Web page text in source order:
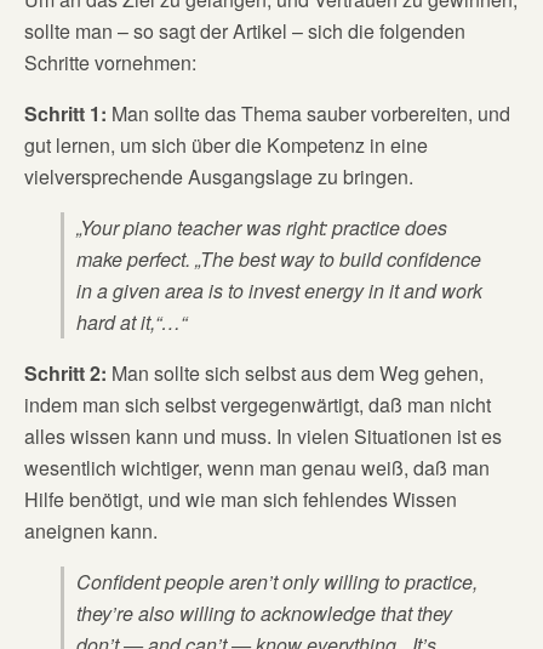
sollte man – so sagt der Artikel – sich die folgenden
Schritte vornehmen:
Schritt 1: Man sollte das Thema sauber vorbereiten, und
gut lernen, um sich über die Kompetenz in eine
vielversprechende Ausgangslage zu bringen.
„Your piano teacher was right: practice does
make perfect. „The best way to build confidence
in a given area is to invest energy in it and work
hard at it,“…“
Schritt 2: Man sollte sich selbst aus dem Weg gehen,
indem man sich selbst vergegenwärtigt, daß man nicht
alles wissen kann und muss. In vielen Situationen ist es
wesentlich wichtiger, wenn man genau weiß, daß man
Hilfe benötigt, und wie man sich fehlendes Wissen
aneignen kann.
Confident people aren’t only willing to practice,
they’re also willing to acknowledge that they